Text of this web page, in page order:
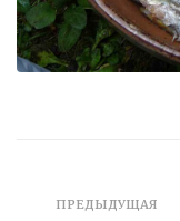
ПРЕДЫДУЩАЯ